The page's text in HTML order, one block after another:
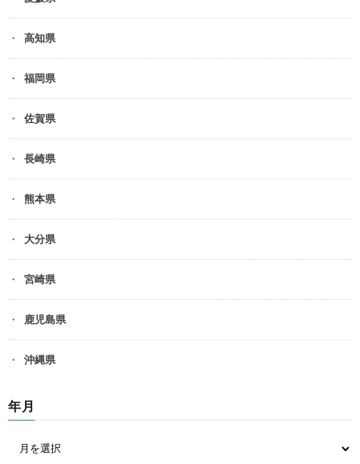
高知県
福岡県
佐賀県
長崎県
熊本県
大分県
宮崎県
鹿児島県
沖縄県
年月